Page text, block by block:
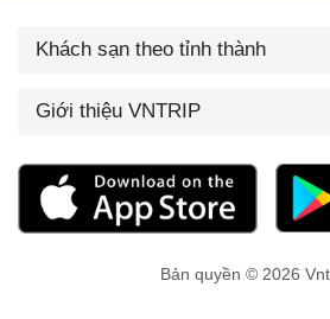
Khách sạn theo tỉnh thành
Giới thiệu VNTRIP
Bản quyền © 2026